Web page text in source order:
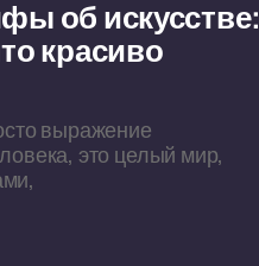
об искусстве:
красиво
выражение
это целый мир,